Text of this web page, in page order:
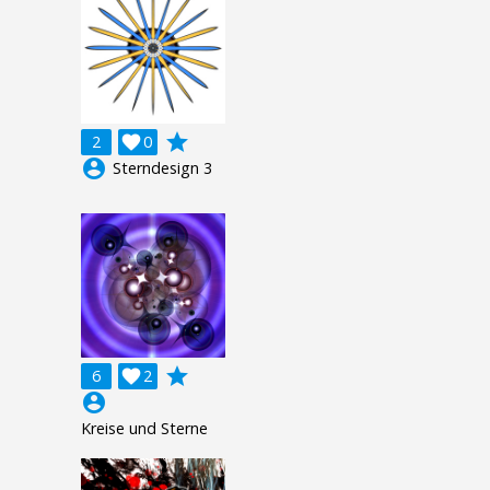
2 0

grade
account_circle Sterndesign 3
6 2

grade
account_circle
Kreise und Sterne